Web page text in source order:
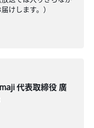
けします。）
代表取締役 廣